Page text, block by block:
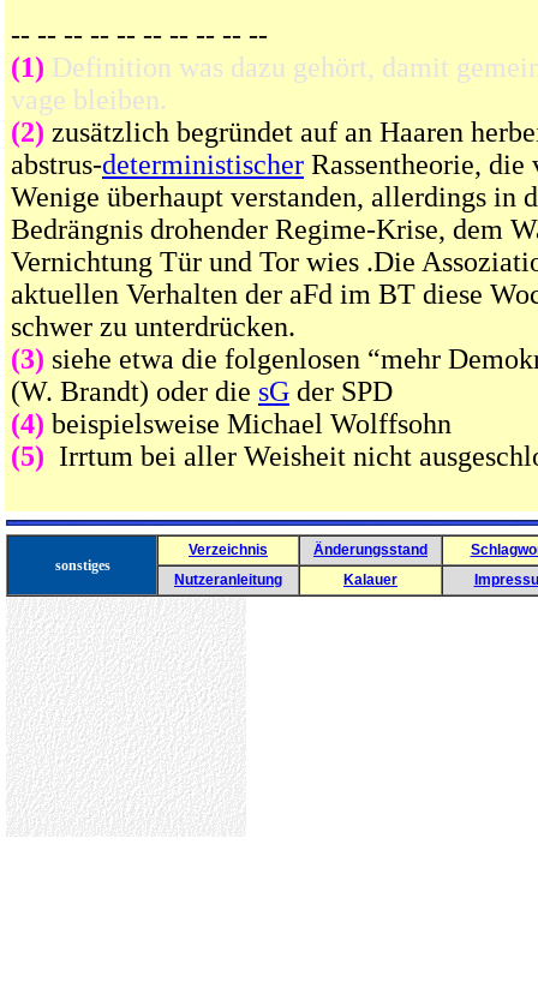
-- -- -- -- -- -- -- -- -- --
(1) Definition was dazu gehört, damit
vage bleiben.
(2) zusätzlich begründet auf an Haaren
abstrus-deterministischer Rassentheorie,
Wenige überhaupt verstanden, allerdings in
Bedrängnis drohender Regime-Krise, dem
Vernichtung Tür und Tor wies .Die
aktuellen Verhalten der aFd im BT diese
schwer zu unterdrücken.
(3) siehe etwa die folgenlosen “mehr
(W. Brandt) oder die sG der SPD
(4) beispielsweise Michael Wolffsohn
(5) Irrtum bei aller Weisheit nicht
sonstiges
Verzeichnis Änderungsstand
Nutzeranleitung
Kalauer